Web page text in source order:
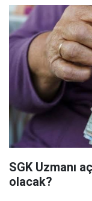
SGK Uzmanı
olacak?